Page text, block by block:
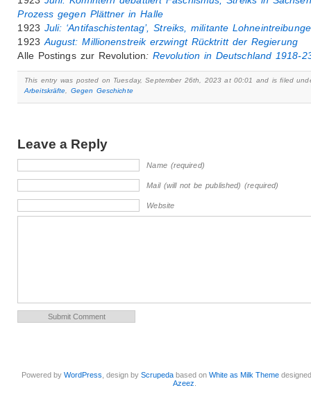
Prozess gegen Plättner in Halle
1923 Juli: ‘Antifaschistentag’, Streiks, militante
1923 August: Millionenstreik erzwingt Rücktritt der Regierung
Alle Postings zur Revolution: Revolution in Deutschland 1918-
This entry was posted on Tuesday, September 26th, 2023 at 00:01 and is filed
Arbeitskräfte
Gegen Geschichte
Leave a Reply
Name (required)
Mail (will not be published) (required)
Website
Powered byWordPress , design byScrupeda based onWhite as Milk Theme
Azeez